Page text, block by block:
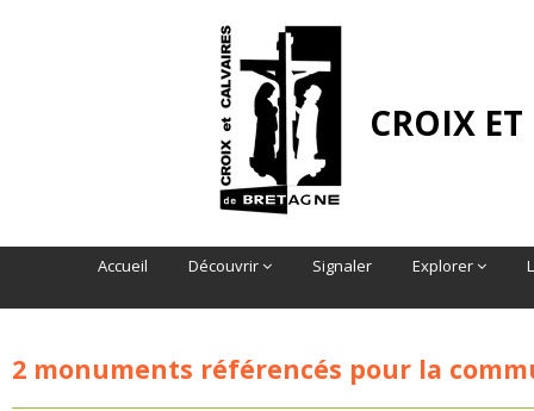
CROIX
Accueil Découvrir Signaler Explorer
2 monuments référencés pour la